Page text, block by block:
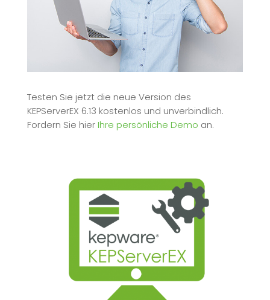
Testen Sie jetzt die neue Version des
KEPServerEX 6.13 kostenlos und unverbindlich.
Fordern Sie hierIhre persönliche Demo an.